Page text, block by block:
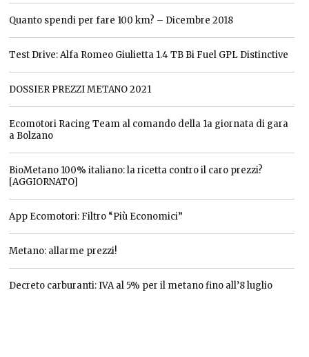
Quanto spendi per fare 100 km? – Dicembre 2018
Test Drive: Alfa Romeo Giulietta 1.4 TB Bi Fuel GPL Distinctive
DOSSIER PREZZI METANO 2021
Ecomotori Racing Team al comando della 1a giornata di gara
a Bolzano
BioMetano 100% italiano: la ricetta contro il caro prezzi?
[AGGIORNATO]
App Ecomotori: Filtro “Più Economici”
Metano: allarme prezzi!
Decreto carburanti: IVA al 5% per il metano fino all’8 luglio